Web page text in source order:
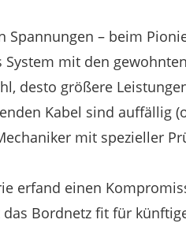
– beim
mit den
desto größere
Kabel sind auffällig
mit spezieller
erfand einen
Bordnetz fit für